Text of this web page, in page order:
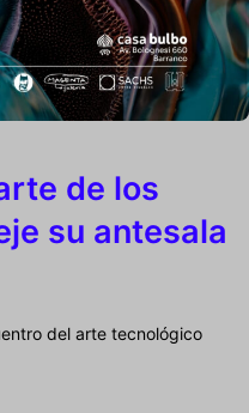
de los
su antesala
del arte tecnológico